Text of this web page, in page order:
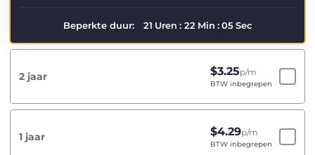
Beperkte duur: 21 Uren : 22 Min : 05 Sec
2 jaar $3.25p/m
BTW inbegrepen
1 jaar $4.29p/m
BTW inbegrepen